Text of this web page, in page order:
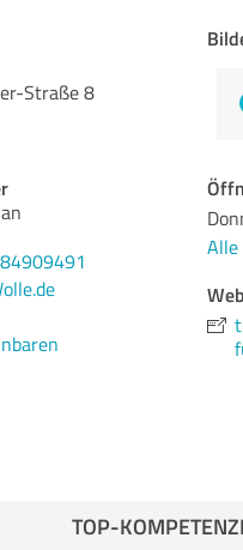
Straße 8
Alle
TOP-